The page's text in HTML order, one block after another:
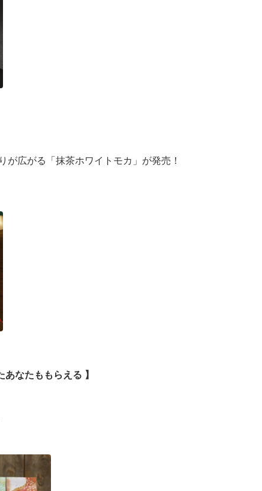
が広がる「抹茶ホワイトモカ」が発売！
なたももらえる ​】
デジタルギフト2,000円分を贈ると、自分も500円
キャンペーンがス ···